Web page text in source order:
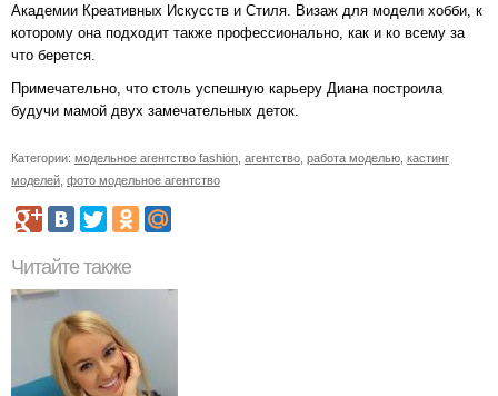
Академии Креативных Искусств и Стиля. Визаж для модели хобби, к
которому она подходит также профессионально, как и ко всему за
что берется.
Примечательно, что столь успешную карьеру Диана построила
будучи мамой двух замечательных деток.
Категории: модельное агентство fashion агентство работа моделью кастинг
моделей фото модельное агентство
Читайте также